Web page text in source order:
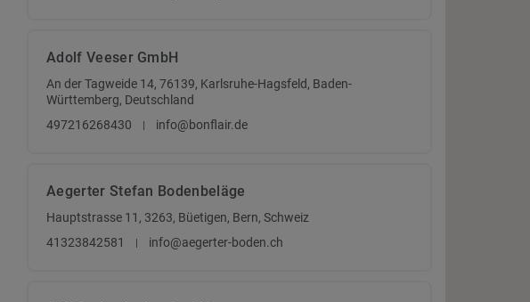
Adolf Veeser GmbH
An der Tagweide 14, 76139, Karlsruhe-Hagsfeld, Baden-
Württemberg, Deutschland
497216268430
info@bonflair.de
Aegerter Stefan Bodenbeläge
Hauptstrasse 11, 3263, Büetigen, Bern, Schweiz
41323842581
info@aegerter-boden.ch